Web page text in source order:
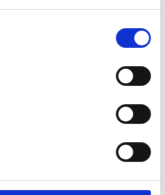
nonostante la pandemia, il Tibet
milioni di turisti. Sicuramente lo
turistica sta aiutando a migliorare
popolazione locale e lo
distanza tra il Tibet ed il
web è possibile trovare di
si è rivalutato a tal punto da